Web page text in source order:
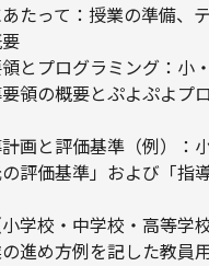
たって：授業の準備、
とプログラミング：小
領の概要とぷよぷよプ
画と評価基準（例）：
評価基準」および「指
学校・中学校・高等学
進め方例を記した教員